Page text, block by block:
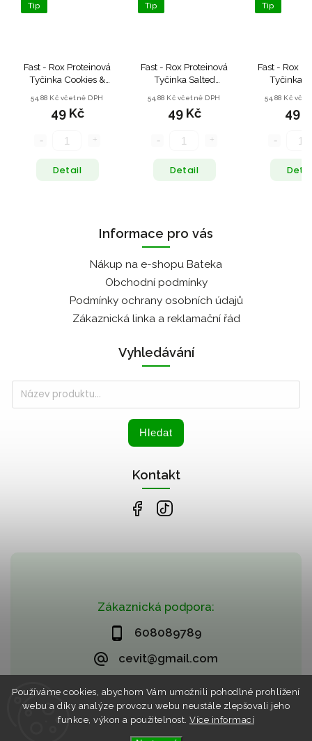
Používáme cookies, abychom Vám umožnili pohodlné prohlížení
webu a díky analýze provozu webu neustále zlepšovali jeho
funkce, výkon a použitelnost. Více informací
Tip
Fast - Rox Proteinová
Tyčinka Cookies &
54,88 Kč včetně DPH
49 Kč
Detail
Tip
Fast - Rox Proteinová
Tyčinka Salted
54,88 Kč včetně DPH
49 Kč
Detail
Tip
Fast - Rox
Tyčinka
54,88 Kč
49
Zákaznická podpora:
608089789
cevit@gmail.com
Informace pro vás
Nákup na e-shopu Bateka
Obchodní podmínky
Podmínky ochrany osobních údajů
Zákaznická linka a reklamační řád
Vyhledávání
Hledat
Kontakt